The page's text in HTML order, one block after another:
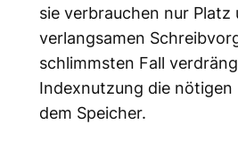
sie verbrauchen nur Platz
verlangsamen
schlimmsten Fall
Indexnutzung die nötigen
dem Speicher.